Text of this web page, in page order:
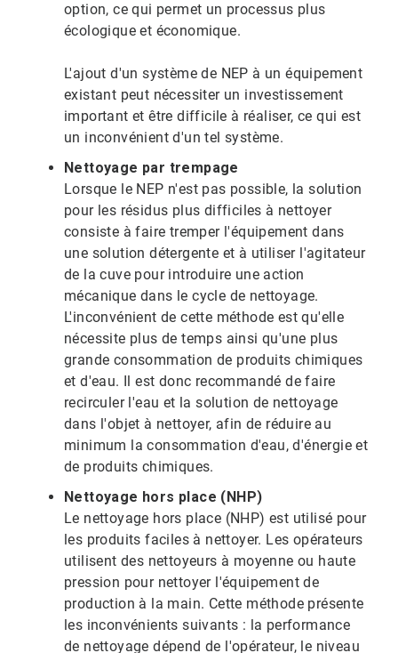
option, ce qui permet un processus plus
écologique et économique.
L'ajout d'un système de NEP à un équipement
existant peut nécessiter un investissement
important et être difficile à réaliser, ce qui est
un inconvénient d'un tel système.
Nettoyage par trempage
Lorsque le NEP n'est pas possible, la solution
pour les résidus plus difficiles à nettoyer
consiste à faire tremper l'équipement dans
une solution détergente et à utiliser l'agitateur
de la cuve pour introduire une action
mécanique dans le cycle de nettoyage.
L'inconvénient de cette méthode est qu'elle
nécessite plus de temps ainsi qu'une plus
grande consommation de produits chimiques
et d'eau. Il est donc recommandé de faire
recirculer l'eau et la solution de nettoyage
dans l'objet à nettoyer, afin de réduire au
minimum la consommation d'eau, d'énergie et
de produits chimiques.
Nettoyage hors place (NHP)
Le nettoyage hors place (NHP) est utilisé pour
les produits faciles à nettoyer. Les opérateurs
utilisent des nettoyeurs à moyenne ou haute
pression pour nettoyer l'équipement de
production à la main. Cette méthode présente
les inconvénients suivants : la performance
de nettoyage dépend de l'opérateur, le niveau